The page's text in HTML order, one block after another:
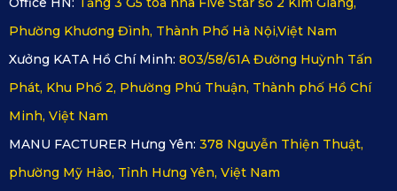
Phường Khương Đình, Thành Phố Hà Nội,Việt Nam
Xưởng KATA Hồ Chí Minh: 803/58/61A Đường Huỳnh Tấn
Phát, Khu Phố 2, Phường Phú Thuận, Thành phố Hồ Chí
Minh, Việt Nam
MANU FACTURER Hưng Yên: 378 Nguyễn Thiện Thuật,
phường Mỹ Hào, Tỉnh Hưng Yên, Việt Nam